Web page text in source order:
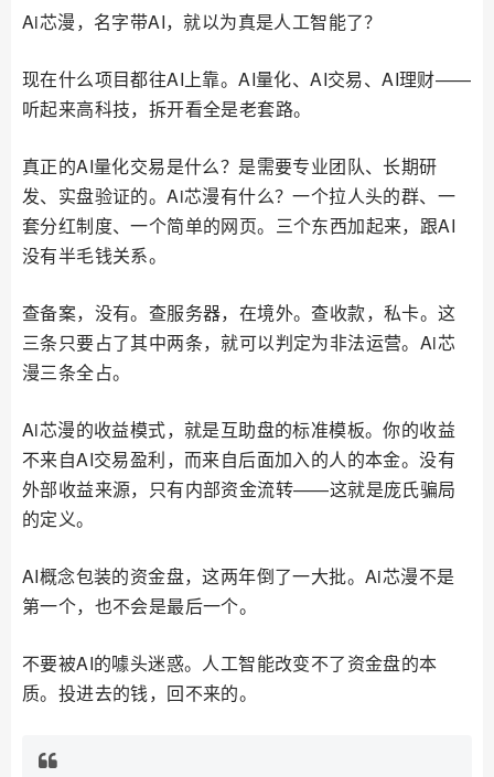
Ai芯漫，名字带AI，就以为真是人工智能了？
现在什么项目都往AI上靠。AI量化、AI交易、AI理财——
听起来高科技，拆开看全是老套路。
真正的AI量化交易是什么？是需要专业团队、长期研
发、实盘验证的。Ai芯漫有什么？一个拉人头的群、一
套分红制度、一个简单的网页。三个东西加起来，跟AI
没有半毛钱关系。
查备案，没有。查服务器，在境外。查收款，私卡。这
三条只要占了其中两条，就可以判定为非法运营。Ai芯
漫三条全占。
Ai芯漫的收益模式，就是互助盘的标准模板。你的收益
不来自AI交易盈利，而来自后面加入的人的本金。没有
外部收益来源，只有内部资金流转——这就是庞氏骗局
的定义。
AI概念包装的资金盘，这两年倒了一大批。Ai芯漫不是
第一个，也不会是最后一个。
不要被AI的噱头迷惑。人工智能改变不了资金盘的本
质。投进去的钱，回不来的。